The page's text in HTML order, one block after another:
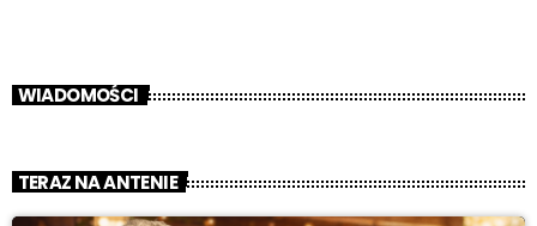
WIADOMOŚCI
TERAZ NA ANTENIE